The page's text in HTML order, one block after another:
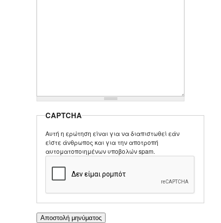
CAPTCHA
Αυτή η ερώτηση είναι για να διαπιστωθεί εάν
είστε άνθρωπος και για την αποτροπή
αυτοματοποιημένων υποβολών spam.